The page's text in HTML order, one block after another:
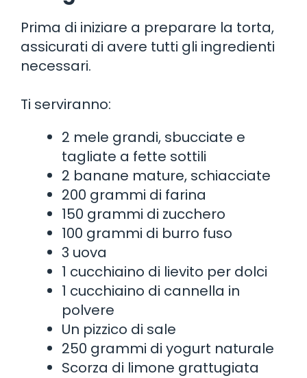
Prima di iniziare a preparare la torta,
assicurati di avere tutti gli ingredienti
necessari.
Ti serviranno:
2 mele grandi, sbucciate e
tagliate a fette sottili
2 banane mature, schiacciate
200 grammi di farina
150 grammi di zucchero
100 grammi di burro fuso
3 uova
1 cucchiaino di lievito per dolci
1 cucchiaino di cannella in
polvere
Un pizzico di sale
250 grammi di yogurt naturale
Scorza di limone grattugiata